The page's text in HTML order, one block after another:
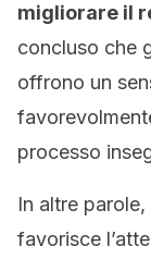
migliorare il
concluso che
offrono un
processo
In altre
favorisce